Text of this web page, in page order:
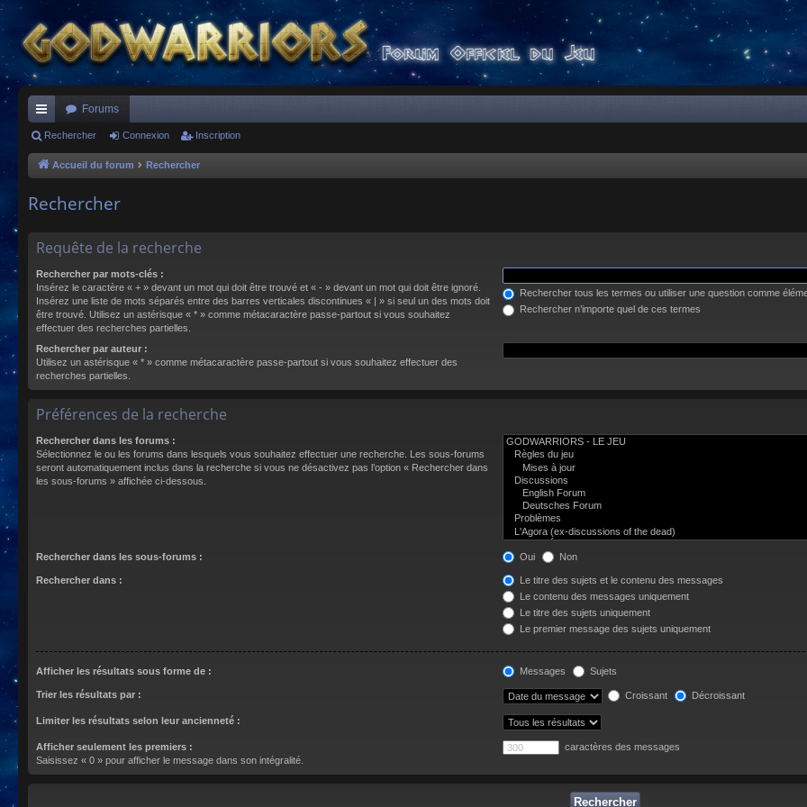
ac
co
s
Forums
Rechercher Connexion Inscription
Accueil du forum Rechercher
Rechercher
Requête de la recherche
Rechercher par mots-clés :
Insérez le caractère « + » devant un mot qui doit être trouvé et « - » devant un mot qui doit être ignoré.
Insérez une liste de mots séparés entre des barres verticales discontinues « | » si seul un des mots doit
être trouvé. Utilisez un astérisque « * » comme métacaractère passe-partout si vous souhaitez
effectuer des recherches partielles.
Rechercher tous les termes ou utiliser une question comme
Rechercher n’importe quel de ces termes
Rechercher par auteur :
Utilisez un astérisque « * » comme métacaractère passe-partout si vous souhaitez effectuer des
recherches partielles.
Préférences de la recherche
Rechercher dans les forums :
Sélectionnez le ou les forums dans lesquels vous souhaitez effectuer une recherche. Les sous-forums
seront automatiquement inclus dans la recherche si vous ne désactivez pas l’option « Rechercher dans
les sous-forums » affichée ci-dessous.
Rechercher dans les sous-forums : Oui Non
Rechercher dans :
Le titre des sujets et le contenu des messages
Le contenu des messages uniquement
Le titre des sujets uniquement
Le premier message des sujets uniquement
Afficher les résultats sous forme de : Messages Sujets
Trier les résultats par : Croissant Décroissant
Limiter les résultats selon leur ancienneté :
Afficher seulement les premiers :
Saisissez « 0 » pour afficher le message dans son intégralité.
caractères des messages